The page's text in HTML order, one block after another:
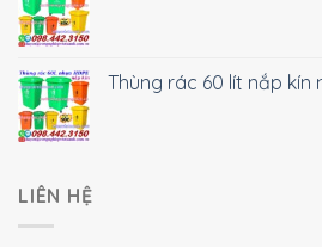
Thùng rác 60 lít nắp kín
LIÊN HỆ